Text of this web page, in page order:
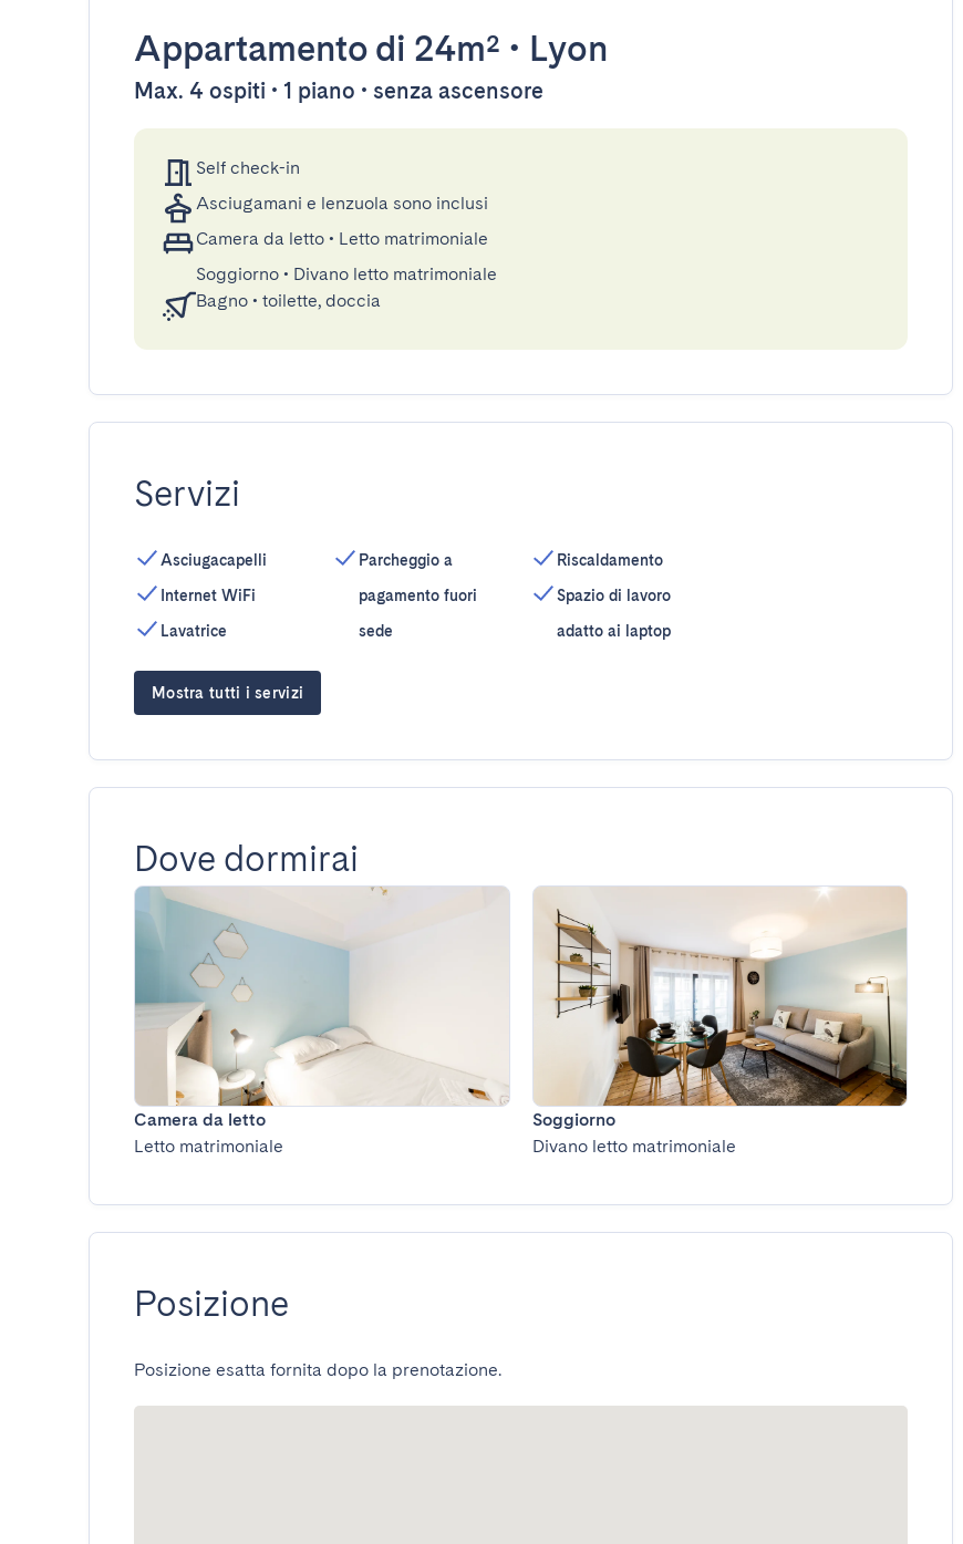
Appartamento di 24m² • Lyon
Max. 4 ospiti • 1 piano • senza ascensore
Self check-in
Asciugamani e lenzuola sono inclusi
Camera da letto • Letto matrimoniale
Soggiorno • Divano letto matrimoniale
Bagno • toilette, doccia
Servizi
Asciugacapelli
Internet WiFi
Lavatrice
Parcheggio a
pagamento fuori
sede
Riscaldamento
Spazio di lavoro
adatto ai laptop
Mostra tutti i servizi
Dove dormirai
Camera da letto
Letto matrimoniale
Soggiorno
Divano letto matrimoniale
Posizione
Posizione esatta fornita dopo la prenotazione.